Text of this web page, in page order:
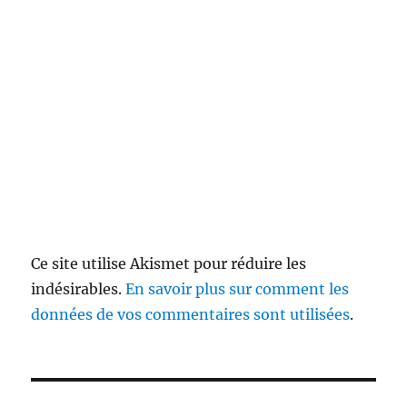
Ce site utilise Akismet pour réduire les
indésirables.En savoir plus sur comment les
données de vos commentaires sont utilisées.